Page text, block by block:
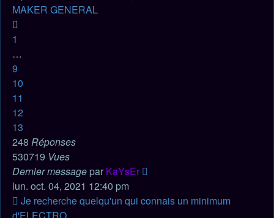
MAKER GENERAL
1
…
9
10
11
12
13
248 Réponses
530719 Vues
Dernier message par KaYsEr
lun. oct. 04, 2021 12:40 pm
Nouveau
message
Je recherche quelqu'un qui connais un minimum